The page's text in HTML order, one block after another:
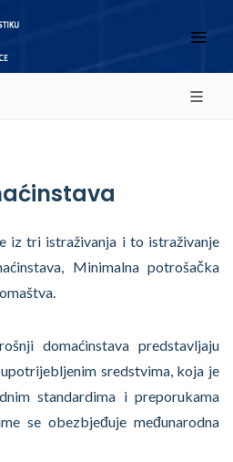
iz tri istraživanja i to istraživanje
Minimalna potrošačka
domaćinstava predstavljaju
sredstvima, koja je
standardima i preporukama
se obezbjeđuje međunarodna